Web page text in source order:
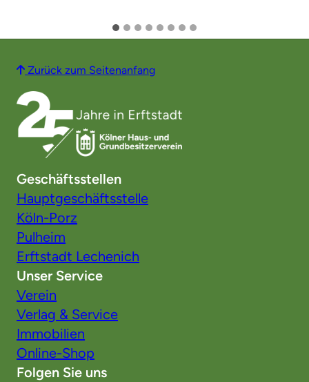
Zurück zum Seitenanfang
Geschäftsstellen
Hauptgeschäftsstelle
Köln-Porz
Pulheim
Erftstadt Lechenich
Unser Service
Verein
Verlag & Service
Immobilien
Online-Shop
Folgen Sie uns